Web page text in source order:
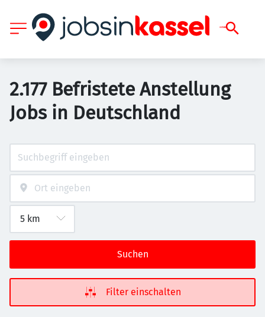
2.177 Befristete Anstellung
Jobs in Deutschland
Suchen
Filter einschalten